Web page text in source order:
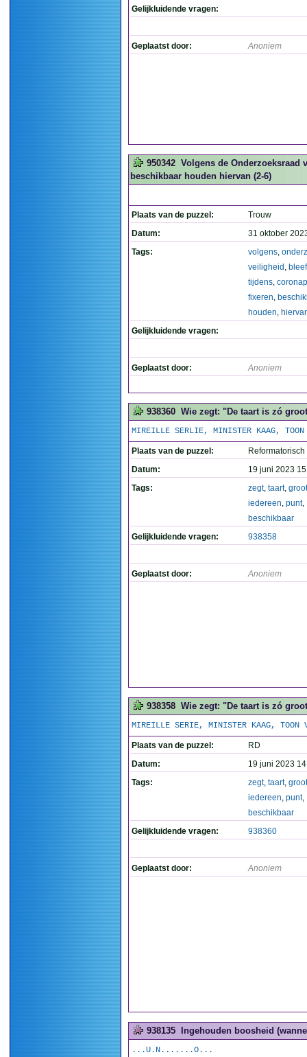
Gelijkluidende vragen:
Geplaatst door: Anoniem
950342 Volgens de
beschikbaar houden hiervan (2-6)
Plaats van de puzzel:
Trouw
Datum:
31 oktober
Tags:
volgens,
veiligheid , bleef
tijdens,
fixeren,
houden,
Gelijkluidende vragen:
Geplaatst door: Anoniem
938360 Wie zegt: "De taart is zó
MIREILLE SERLIE, MINISTER KAAG, TOON
Plaats van de puzzel:
Datum:
19 juni 2023
Tags:
zegt, taart, groot
iedereen, punt,
beschikbaar
Gelijkluidende vragen:
938358
Geplaatst door: Anoniem
938358 Wie zegt: "De taart is zó
MIREILLE SERIE, MINISTER KAAG, TOON
Plaats van de puzzel:
RD
Datum:
19 juni 2023
Tags:
zegt, taart, groot
iedereen, punt,
beschikbaar
Gelijkluidende vragen:
938360
Geplaatst door: Anoniem
938135 Ingehouden boosheid
...U.N.......O...